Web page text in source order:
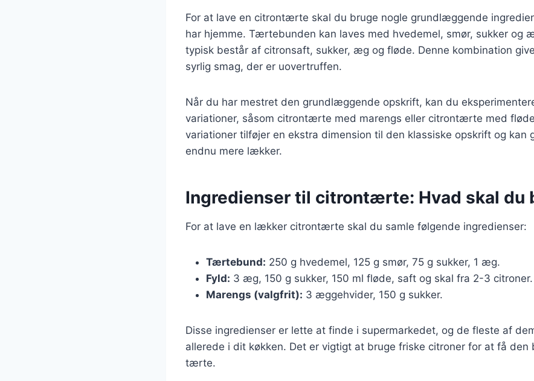
For at lave en citrontærte skal du bruge nogle grundlæggende
har hjemme. Tærtebunden kan laves med hvedemel, smør, sukker og
typisk består af citronsaft, sukker, æg og fløde. Denne kombination
syrlig smag, der er uovertruffen.
Når du har mestret den grundlæggende opskrift, kan du
variationer, såsom citrontærte med marengs eller citrontærte med
variationer tilføjer en ekstra dimension til den klassiske opskrift og kan
endnu mere lækker.
Ingredienser til citrontærte: Hvad skal du
For at lave en lækker citrontærte skal du samle følgende ingredienser:
Tærtebund: 250 g hvedemel, 125 g smør, 75 g sukker, 1 æg.
Fyld: 3 æg, 150 g sukker, 150 ml fløde, saft og skal fra 2-3 citroner.
Marengs (valgfrit): 3 æggehvider, 150 g sukker.
Disse ingredienser er lette at finde i supermarkedet, og de fleste af
allerede i dit køkken. Det er vigtigt at bruge friske citroner for at få den
tærte.